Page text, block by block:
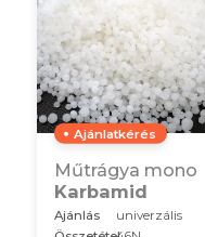
Ajánlatkérés
Műtrágya mono
Karbamid
Ajánlás
univerzális